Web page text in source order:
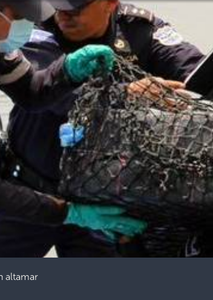
altamar